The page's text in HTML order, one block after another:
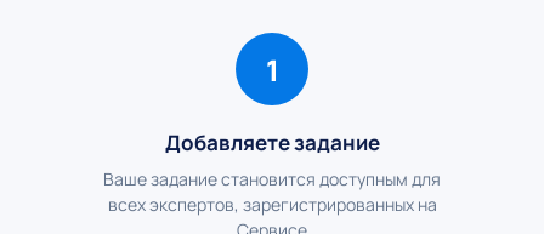
1
Добавляете задание
Ваше задание становится доступным для
всех экспертов, зарегистрированных на